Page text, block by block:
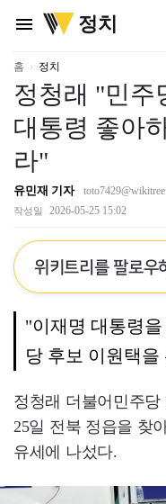
menu
위
키
정치
홈 정치
정청래 "민주
대통령 좋아
라"
유민재 기자
작성일 2026-05-25 15:02
위키트리를 팔로우
"이재명 대통령
당 후보 이원택
정청래 더불어민주당
25일 전북 정읍을 찾
유세에 나섰다.